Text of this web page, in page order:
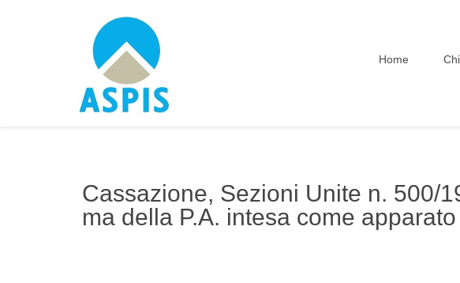
Home
Cassazione, Sezioni Unite n. 500/
ma della P.A. intesa come apparato